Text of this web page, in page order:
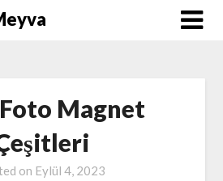
Foto Magnet
on Eylül 4, 2023